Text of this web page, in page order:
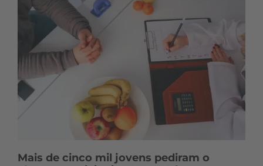
Mais de cinco mil jovens pediram o